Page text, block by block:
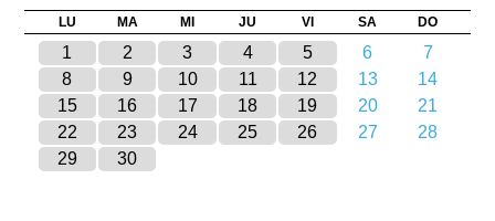
LU MA MI JU VI SA DO
1 2 3 4 5 6
7
8
9 10 11 12 13
14
15
16 17 18 19 20
21
22
23 24 25 26 27
28
29
30